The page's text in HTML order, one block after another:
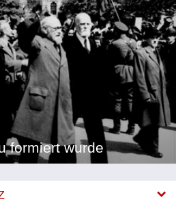
formiert wurde